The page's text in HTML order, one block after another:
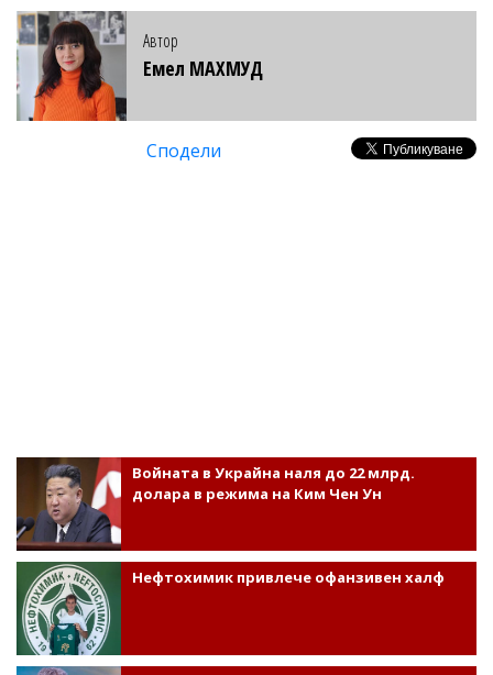
Автор
Емел МАХМУД
Сподели
Войната в Украйна наля до 22 млрд.
долара в режима на Ким Чен Ун
Нефтохимик привлече офанзивен халф